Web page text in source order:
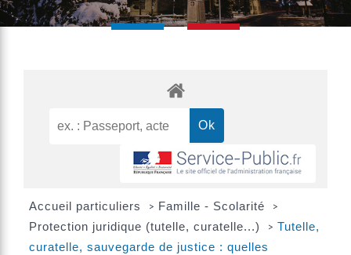
Accueil particuliers > Famille - Scolarité >
Protection juridique (tutelle, curatelle...) > Tutelle,
curatelle, sauvegarde de justice : quelles